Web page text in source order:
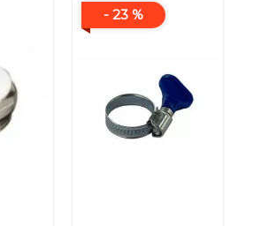
- 23 %